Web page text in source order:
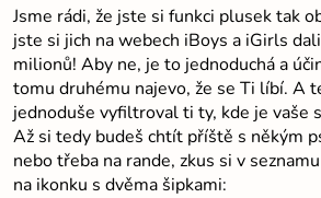
Jsme rádi, že jste si funkci plusek tak
jste si jich na webech iBoys a iGirls
milionů! Aby ne, je to jednoduchá a
tomu druhému najevo, že se Ti líbí. A
jednoduše vyfiltroval ti ty, kde je vaše
Až si tedy budeš chtít příště s někým
nebo třeba na rande, zkus si v
na ikonku s dvěma šipkami: